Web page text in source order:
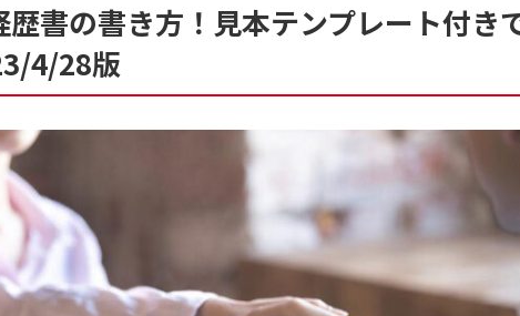
歴書の書き方！見本テンプレート付き
4/28版